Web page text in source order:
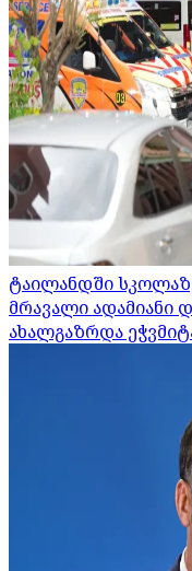
ტაილანდში
მრავალი ადამიანი
ახალგაზრდა